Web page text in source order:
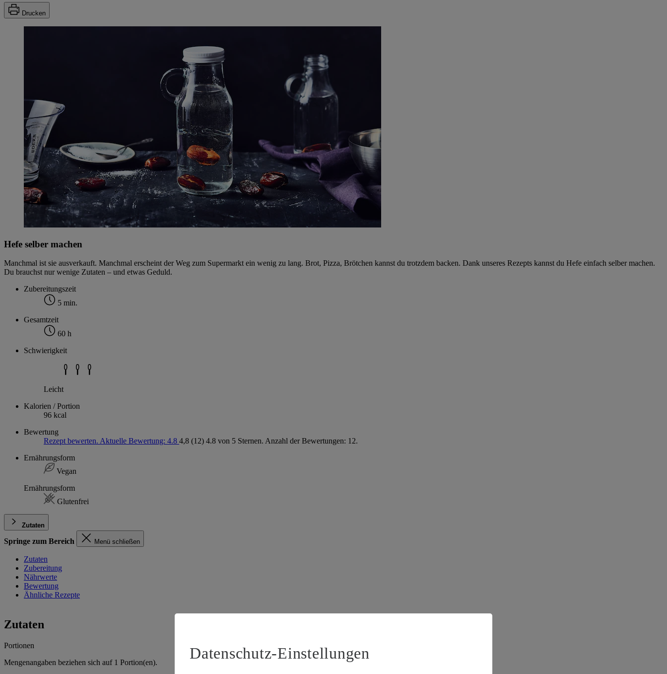
Drucken
Hefe selber machen
Manchmal ist sie ausverkauft. Manchmal erscheint der Weg zum Supermarkt ein wenig zu lang. Brot, Pizza, Brötchen kannst du trotzdem backen. Dank unseres Rezepts kannst du Hefe einfach selber machen.
Du brauchst nur wenige Zutaten – und etwas Geduld.
Zubereitungszeit
5 min.
Gesamtzeit
60 h
Schwierigkeit
Leicht
Kalorien / Portion
96 kcal
Bewertung
Rezept bewerten. Aktuelle Bewertung: 4.8 4,8 (12) 4.8 von 5 Sternen. Anzahl der Bewertungen: 12.
Ernährungsform
Vegan
Ernährungsform
Glutenfrei
Zutaten
Springe zum Bereich Menü schließen
Zutaten
Zubereitung
Nährwerte
Bewertung
Ähnliche Rezepte
Zutaten
Portionen
Mengenangaben beziehen sich auf 1 Portion(en).
Datenschutz-Einstellungen